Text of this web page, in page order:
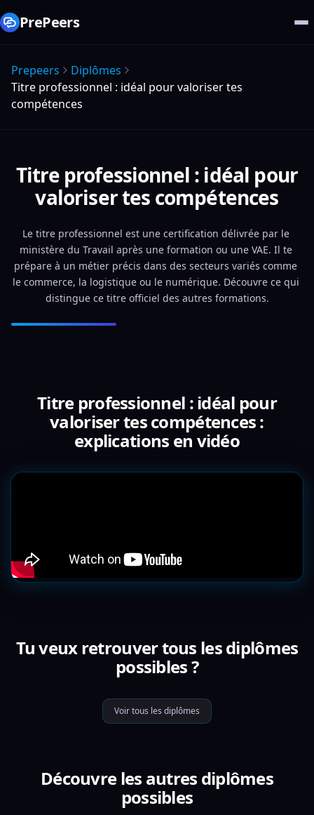
PrePeers
Prepeers
Diplômes
Titre professionnel : idéal pour valoriser tes
compétences
Titre professionnel : idéal pour
valoriser tes compétences
Le titre professionnel est une certification délivrée par le
ministère du Travail après une formation ou une VAE. Il te
prépare à un métier précis dans des secteurs variés comme
le commerce, la logistique ou le numérique. Découvre ce qui
distingue ce titre officiel des autres formations.
Titre professionnel : idéal pour
valoriser tes compétences :
explications en vidéo
Tu veux retrouver tous les diplômes
possibles ?
Voir tous les diplômes
Découvre les autres diplômes
possibles